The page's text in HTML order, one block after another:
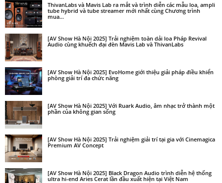
ThivanLabs và Mavis Lab ra mắt và trình diễn các mẫu loa, ampli
tube hybrid và tube streamer mới nhất cùng Chương trình
mua...
[AV Show Hà Nội 2025] Trải nghiệm toàn dải loa Pháp Revival
Audio cùng khuếch đại đèn Mavis Lab và ThivanLabs
[AV Show Hà Nội 2025] EvoHome giới thiệu giải pháp điều khiển
phòng giải trí đa chức năng
[AV Show Hà Nội 2025] Với Ruark Audio, âm nhạc trở thành một
phần của không gian sống
[AV Show Hà Nội 2025] Trải nghiệm giải trí tại gia với Cinemagica
Premium AV Concept
[AV Show Hà Nội 2025] Black Dragon Audio trình diễn hệ thống
ultra hi-end Aries Cerat lần đầu xuất hiện tại Việt Nam